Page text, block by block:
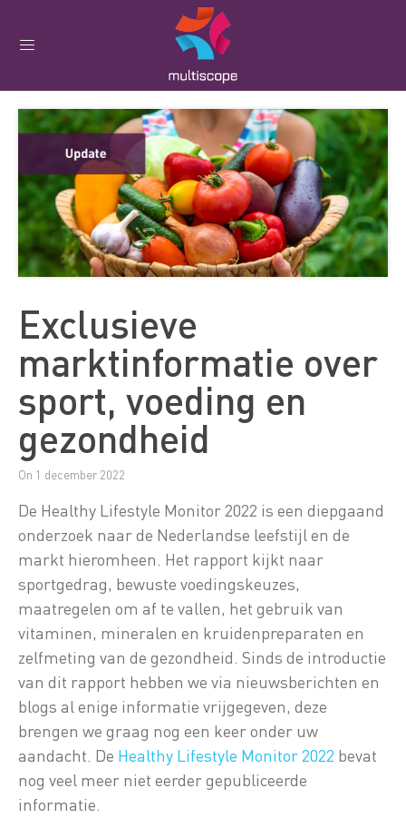
Exclusieve
marktinformatie over
sport, voeding en
gezondheid
On 1 december 2022
De Healthy Lifestyle Monitor 2022 is een diepgaand
onderzoek naar de Nederlandse leefstijl en de
markt hieromheen. Het rapport kijkt naar
sportgedrag, bewuste voedingskeuzes,
maatregelen om af te vallen, het gebruik van
vitaminen, mineralen en kruidenpreparaten en
zelfmeting van de gezondheid. Sinds de introductie
van dit rapport hebben we via nieuwsberichten en
blogs al enige informatie vrijgegeven, deze
brengen we graag nog een keer onder uw
aandacht. De Healthy Lifestyle Monitor 2022 bevat
nog veel meer niet eerder gepubliceerde
informatie.